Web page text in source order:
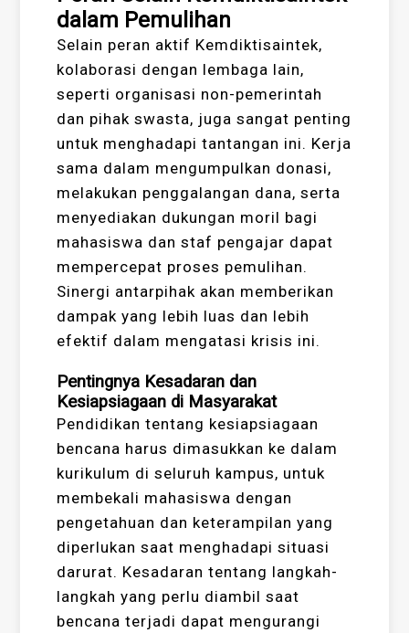
dalam Pemulihan
Selain peran aktif Kemdiktisaintek,
kolaborasi dengan lembaga lain,
seperti organisasi non-pemerintah
dan pihak swasta, juga sangat penting
untuk menghadapi tantangan ini. Kerja
sama dalam mengumpulkan donasi,
melakukan penggalangan dana, serta
menyediakan dukungan moril bagi
mahasiswa dan staf pengajar dapat
mempercepat proses pemulihan.
Sinergi antarpihak akan memberikan
dampak yang lebih luas dan lebih
efektif dalam mengatasi krisis ini.
Pentingnya Kesadaran dan
Kesiapsiagaan di Masyarakat
Pendidikan tentang kesiapsiagaan
bencana harus dimasukkan ke dalam
kurikulum di seluruh kampus, untuk
membekali mahasiswa dengan
pengetahuan dan keterampilan yang
diperlukan saat menghadapi situasi
darurat. Kesadaran tentang langkah-
langkah yang perlu diambil saat
bencana terjadi dapat mengurangi